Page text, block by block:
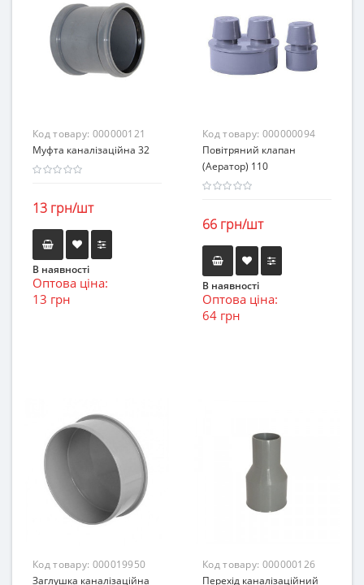
Код товару: 000000121
Муфта каналізаційна 32
13 грн/шт
В наявності
Оптова ціна:
13 грн
Код товару: 000000094
Повітряний клапан
(Аератор) 110
66 грн/шт
В наявності
Оптова ціна:
64 грн
Код товару: 000019950
Заглушка каналізаційна
Код товару: 000000126
Перехід каналізаційний